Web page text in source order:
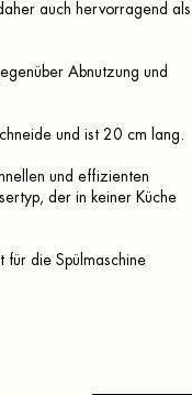
auch hervorragend als
Abnutzung und
und ist 20 cm lang.
und effizienten
der in keiner Küche
für die Spülmaschine